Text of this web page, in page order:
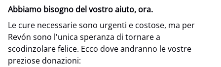
Abbiamo bisogno del vostro aiuto, ora.
Le cure necessarie sono urgenti e costose, ma per
Revón sono l'unica speranza di tornare a
scodinzolare felice. Ecco dove andranno le vostre
preziose donazioni: